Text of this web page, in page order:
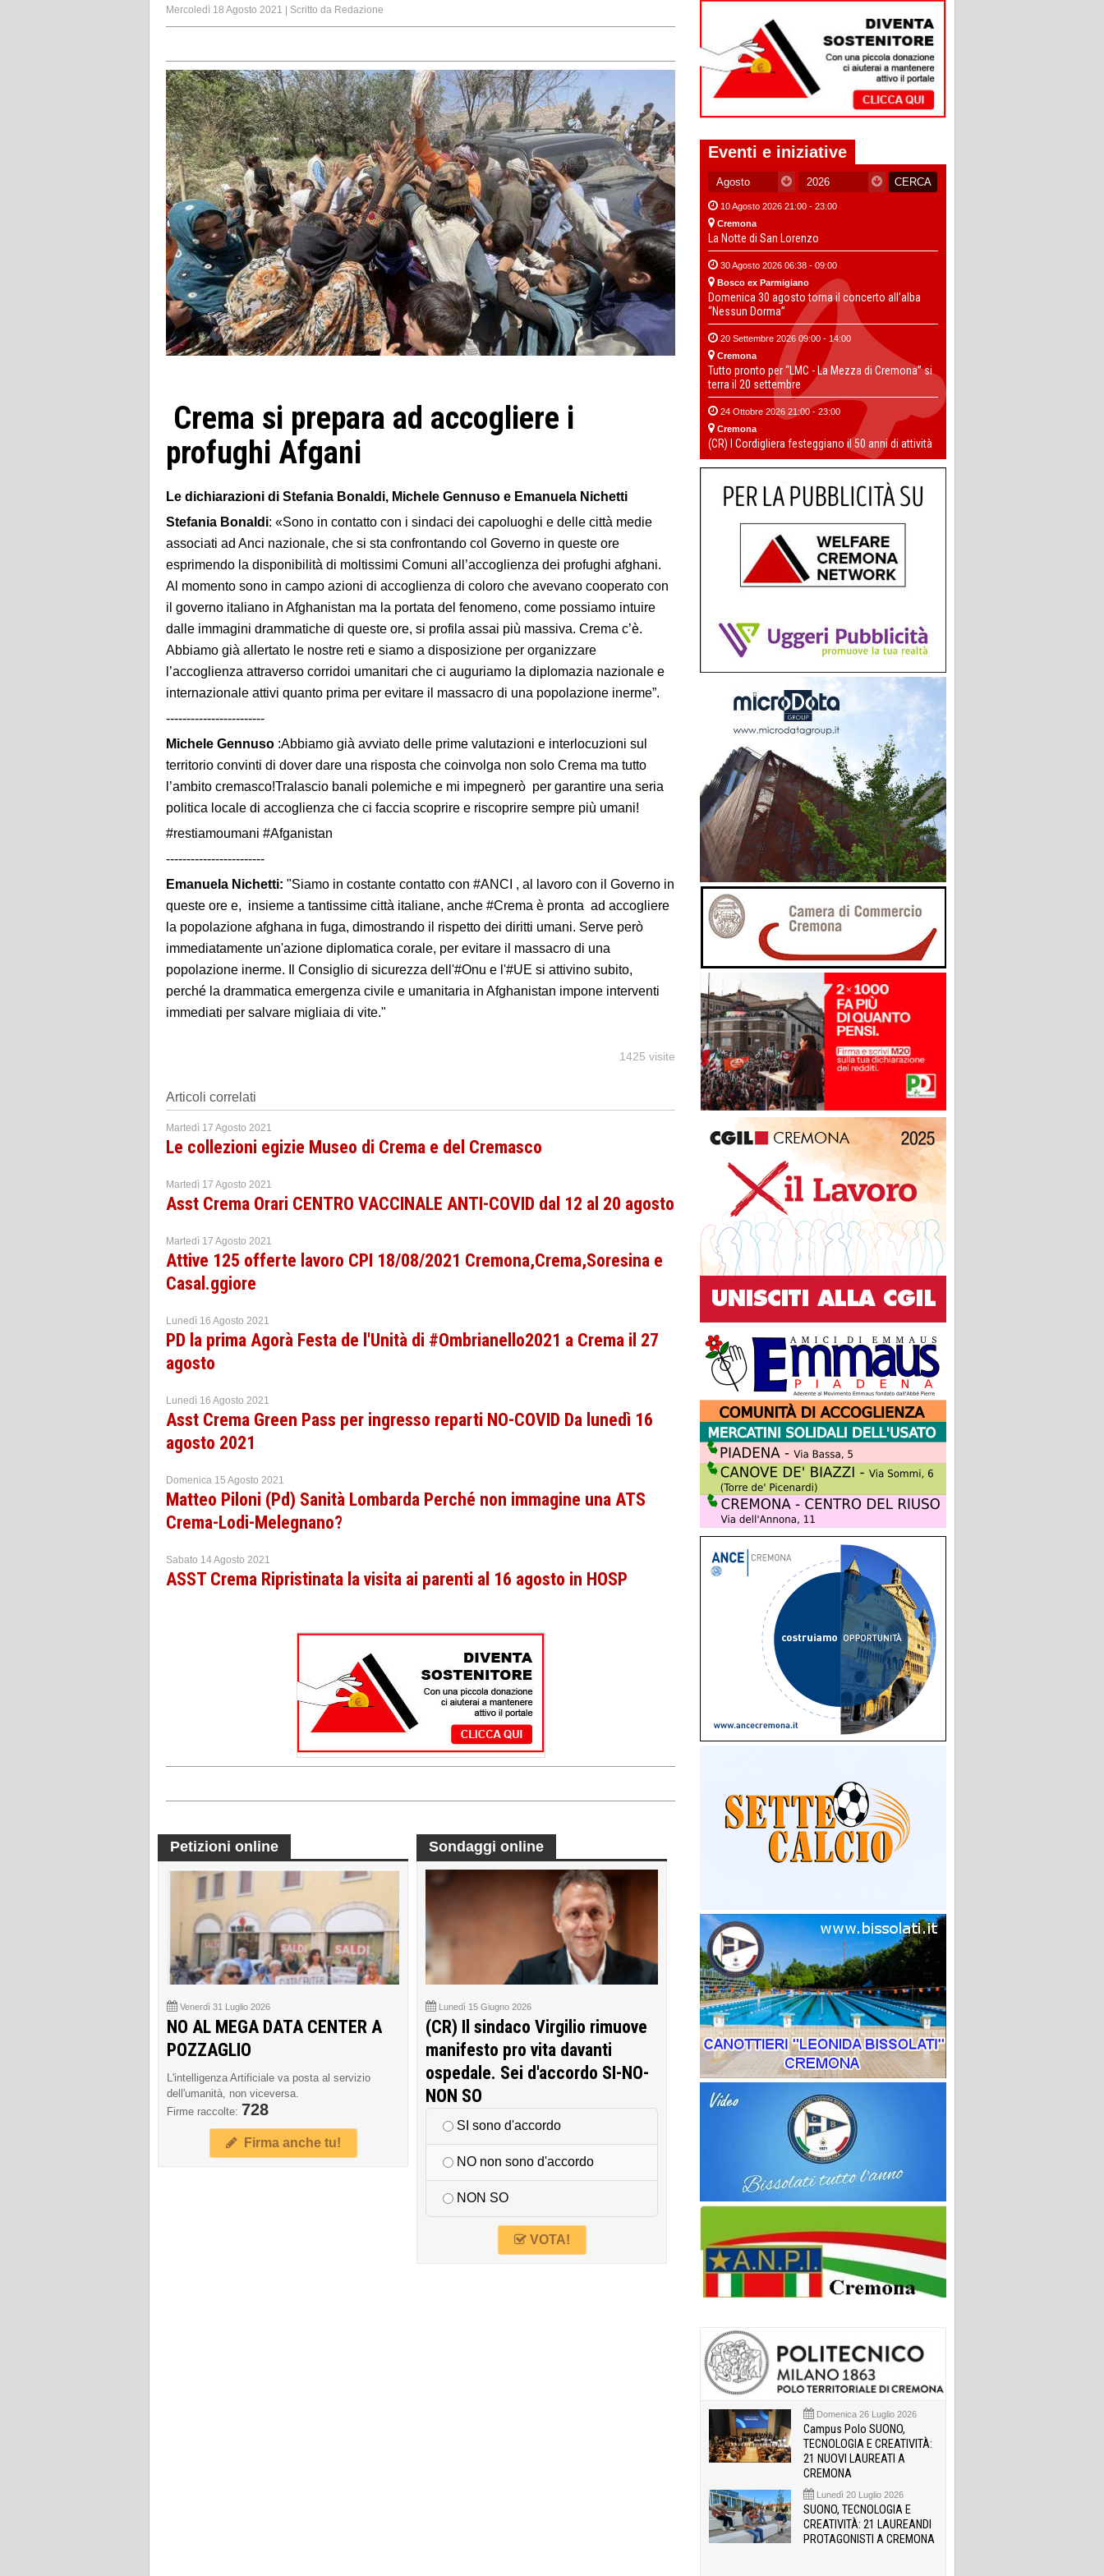
Mercoledì 18 Agosto 2021 | Scritto da Redazione
Crema si prepara ad accogliere i
profughi Afgani
Le dichiarazioni di Stefania Bonaldi, Michele Gennuso e Emanuela Nichetti
Stefania Bonaldi: «Sono in contatto con i sindaci dei capoluoghi e delle città medie
associati ad Anci nazionale, che si sta confrontando col Governo in queste ore
esprimendo la disponibilità di moltissimi Comuni all’accoglienza dei profughi afghani.
Al momento sono in campo azioni di accoglienza di coloro che avevano cooperato con
il governo italiano in Afghanistan ma la portata del fenomeno, come possiamo intuire
dalle immagini drammatiche di queste ore, si profila assai più massiva. Crema c’è.
Abbiamo già allertato le nostre reti e siamo a disposizione per organizzare
l’accoglienza attraverso corridoi umanitari che ci auguriamo la diplomazia nazionale e
internazionale attivi quanto prima per evitare il massacro di una popolazione inerme”.
------------------------
Michele Gennuso :Abbiamo già avviato delle prime valutazioni e interlocuzioni sul
territorio convinti di dover dare una risposta che coinvolga non solo Crema ma tutto
l’ambito cremasco!Tralascio banali polemiche e mi impegnerò per garantire una seria
politica locale di accoglienza che ci faccia scoprire e riscoprire sempre più umani!
#restiamoumani #Afganistan
------------------------
Emanuela Nichetti: "Siamo in costante contatto con #ANCI , al lavoro con il Governo in
queste ore e, insieme a tantissime città italiane, anche #Crema è pronta ad accogliere
la popolazione afghana in fuga, dimostrando il rispetto dei diritti umani. Serve però
immediatamente un'azione diplomatica corale, per evitare il massacro di una
popolazione inerme. Il Consiglio di sicurezza dell'#Onu e l'#UE si attivino subito,
perché la drammatica emergenza civile e umanitaria in Afghanistan impone interventi
immediati per salvare migliaia di vite."
1425 visite
Articoli correlati
Martedì 17 Agosto 2021
Le collezioni egizie Museo di Crema e del Cremasco
Martedì 17 Agosto 2021
Asst Crema Orari CENTRO VACCINALE ANTI-COVID dal 12 al 20 agosto
Martedì 17 Agosto 2021
Attive 125 offerte lavoro CPI 18/08/2021 Cremona,Crema,Soresina e
Casal.ggiore
Lunedì 16 Agosto 2021
PD la prima Agorà Festa de l'Unità di #Ombrianello2021 a Crema il 27
agosto
Lunedì 16 Agosto 2021
Asst Crema Green Pass per ingresso reparti NO-COVID Da lunedì 16
agosto 2021
Domenica 15 Agosto 2021
Matteo Piloni (Pd) Sanità Lombarda Perché non immagine una ATS
Crema-Lodi-Melegnano?
Sabato 14 Agosto 2021
ASST Crema Ripristinata la visita ai parenti al 16 agosto in HOSP
Petizioni online
Venerdì 31 Luglio 2026
NO AL MEGA DATA CENTER A
POZZAGLIO
L'intelligenza Artificiale va posta al servizio
dell'umanità, non viceversa.
Firme raccolte: 728
Firma anche tu!
Sondaggi online
Lunedì 15 Giugno 2026
(CR) Il sindaco Virgilio rimuove
manifesto pro vita davanti
ospedale. Sei d'accordo SI-NO-
NON SO
SI sono d'accordo
NO non sono d'accordo
NON SO
VOTA!
Eventi e iniziative
10 Agosto 2026 21:00 - 23:00
Cremona
La Notte di San Lorenzo
30 Agosto 2026 06:38 - 09:00
Bosco ex Parmigiano
Domenica 30 agosto torna il concerto all’alba
“Nessun Dorma”
20 Settembre 2026 09:00 - 14:00
Cremona
Tutto pronto per “LMC - La Mezza di Cremona” si
terra il 20 settembre
24 Ottobre 2026 21:00 - 23:00
Cremona
(CR) I Cordigliera festeggiano il 50 anni di attività
Domenica 26 Luglio 2026
Campus Polo SUONO,
TECNOLOGIA E CREATIVITÀ:
21 NUOVI LAUREATI A
CREMONA
Lunedì 20 Luglio 2026
SUONO, TECNOLOGIA E
CREATIVITÀ: 21 LAUREANDI
PROTAGONISTI A CREMONA